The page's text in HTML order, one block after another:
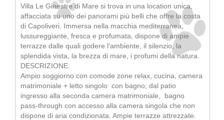
Villa Le Ginestre di Mare si trova in una location unica,
affacciata su uno dei panorami più belli che offre la costa
di Capoliveri. Immersa nella macchia mediterranea,
lussureggiante, fresca e profumata, dispone di ampie
terrazze dalle quali godere l'ambiente, il silenzio, la
splendida vista, la brezza di mare, i profumi della natura.
DESCRIZIONE:
Ampio soggiorno con comode zone relax, cucina, camera
matrimoniale + letto singolo con bagno; dal patio
ingresso alla seconda camera matrimoniale, bagno
pass-through con accesso alla camera singola che non
dispone di aria condizionata. Ampie terrazze attrezzate.